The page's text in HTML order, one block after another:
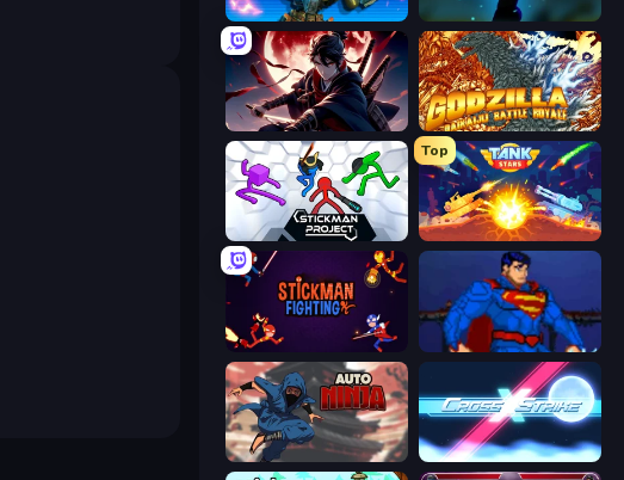
Ultimate Robo Duel 3D Stickman Weapon Master
Samurai's Shadow Godzilla Daikaiju Battle Royale
Stickman Project
Top
Tank Stars
Stickman Fighting: Super War Injustice Gods Among Us
Auto Ninja Cross Strike